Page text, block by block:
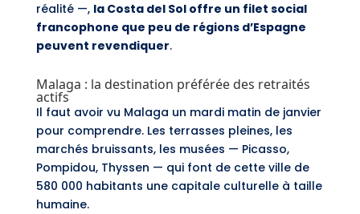
réalité —, la Costa del Sol offre un filet social
francophone que peu de régions d’Espagne
peuvent revendiquer.
Malaga : la destination préférée des retraités
actifs
Il faut avoir vu Malaga un mardi matin de janvier
pour comprendre. Les terrasses pleines, les
marchés bruissants, les musées — Picasso,
Pompidou, Thyssen — qui font de cette ville de
580 000 habitants une capitale culturelle à taille
humaine.